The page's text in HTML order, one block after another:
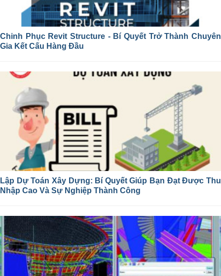
Chinh Phục Revit Structure - Bí Quyết Trở Thành Chuyên
Gia Kết Cấu Hàng Đầu
Lập Dự Toán Xây Dựng: Bí Quyết Giúp Bạn Đạt Được Thu
Nhập Cao Và Sự Nghiệp Thành Công